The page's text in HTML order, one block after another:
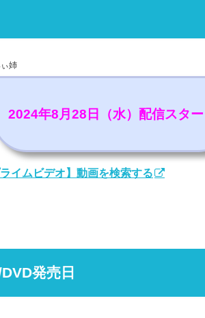
姉
2024年8月28日（水）配信スター
イムビデオ】動画を検索する
発売日